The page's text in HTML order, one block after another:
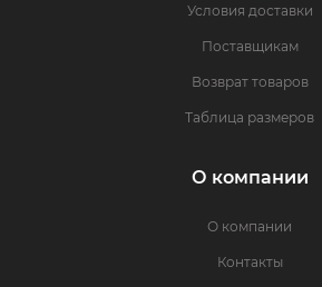
Условия доставки
Поставщикам
Возврат товаров
Таблица размеров
О компании
О компании
Контакты